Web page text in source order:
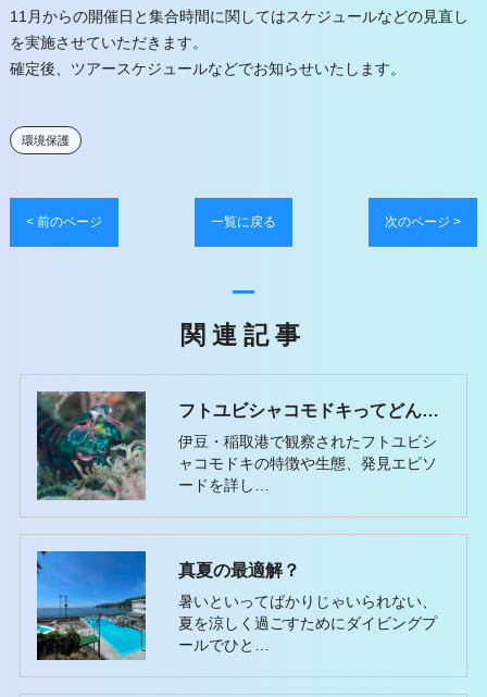
11月からの開催日と集合時間に関してはスケジュールなどの見直し
を実施させていただきます。
確定後、ツアースケジュールなどでお知らせいたします。
環境保護
< 前のページ 一覧に戻る 次のページ >
関連記事
フトユビシャコモドキってどんなヤツ？
伊豆・稲取港で観察されたフトユビシ
ャコモドキの特徴や生態、発見エピソ
ードを詳し…
真夏の最適解？
暑いといってばかりじゃいられない、
夏を涼しく過ごすためにダイビングプ
ールでひと…